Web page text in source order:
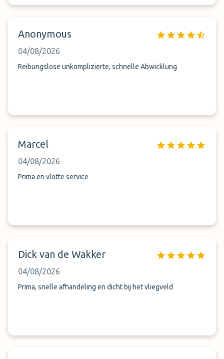
Anonymous
04/08/2026
Reibungslose unkomplizierte, schnelle Abwicklung
Marcel
04/08/2026
Prima en vlotte service
Dick van de Wakker
04/08/2026
Prima, snelle afhandeling en dicht bij het vliegveld